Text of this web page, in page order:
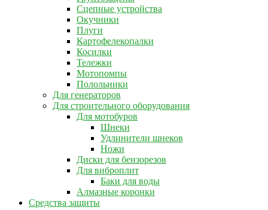
Сцепные устройства
Окучники
Плуги
Картофелекопалки
Косилки
Тележки
Мотопомпы
Полольники
Для генераторов
Для строительного оборудования
Для мотобуров
Шнеки
Удлинители шнеков
Ножи
Диски для бензорезов
Для виброплит
Баки для воды
Алмазные коронки
Средства защиты